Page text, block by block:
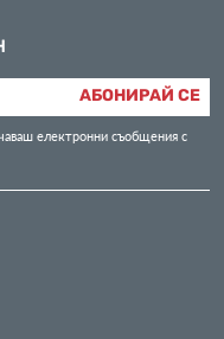
АБОНИРАЙ СЕ
електронни съобщения с